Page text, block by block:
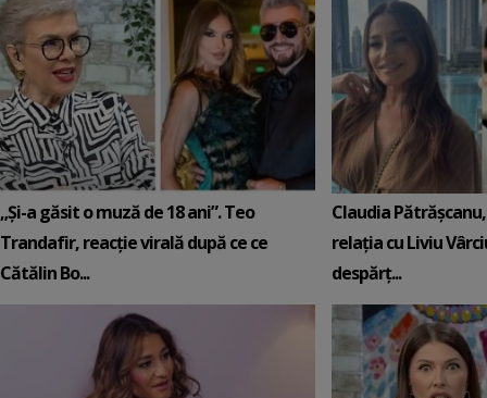
„Și-a găsit o muză de 18 ani”. Teo
Trandafir, reacție virală după ce ce
Cătălin Bo...
Claudia
relația cu Liviu
despărț...